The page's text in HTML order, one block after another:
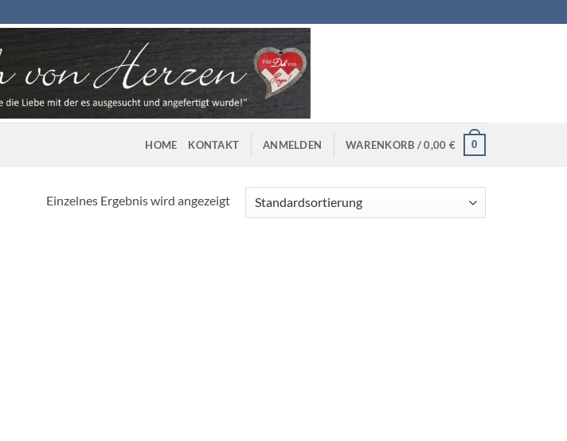
HOME KONTAKT ANMELDEN WARENKORB /0,00 € 0
Einzelnes Ergebnis wird angezeigt